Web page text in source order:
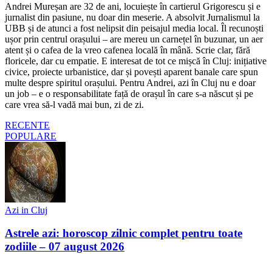
Andrei Mureșan are 32 de ani, locuiește în cartierul Grigorescu și e
jurnalist din pasiune, nu doar din meserie. A absolvit Jurnalismul la
UBB și de atunci a fost nelipsit din peisajul media local. Îl recunoști
ușor prin centrul orașului – are mereu un carnețel în buzunar, un aer
atent și o cafea de la vreo cafenea locală în mână. Scrie clar, fără
floricele, dar cu empatie. E interesat de tot ce mișcă în Cluj: inițiative
civice, proiecte urbanistice, dar și povești aparent banale care spun
multe despre spiritul orașului. Pentru Andrei, azi în Cluj nu e doar
un job – e o responsabilitate față de orașul în care s-a născut și pe
care vrea să-l vadă mai bun, zi de zi.
RECENTE
POPULARE
Azi in Cluj
Astrele azi: horoscop zilnic complet pentru toate
zodiile – 07 august 2026